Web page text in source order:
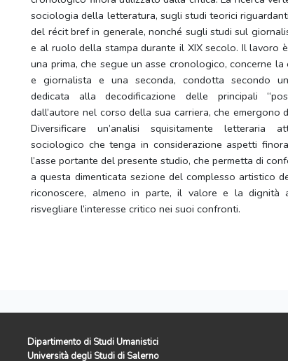
sociologia della letteratura, sugli studi teorici
del récit bref in generale, nonché sugli studi sul
e al ruolo della stampa durante il XIX secolo. Il lavoro
una prima, che segue un asse cronologico, concerne
e giornalista e una seconda, condotta secondo
dedicata alla decodificazione delle principali
dall’autore nel corso della sua carriera, che emergono
Diversificare un’analisi squisitamente letteraria
sociologico che tenga in considerazione aspetti
l’asse portante del presente studio, che permetta di
a questa dimenticata sezione del complesso artistico
riconoscere, almeno in parte, il valore e la dignità
risvegliare l’interesse critico nei suoi confronti.
Dipartimento di Studi Umanistici
Università degli Studi di Salerno